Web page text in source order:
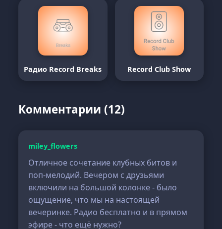
Радио Record Breaks Record Club Show
Комментарии (12)
miley_flowers
Отличное сочетание клубных битов и
поп-мелодий. Вечером с друзьями
включили на большой колонке - было
ощущение, что мы на настоящей
вечеринке. Радио бесплатно и в прямом
эфире - что ещё нужно?